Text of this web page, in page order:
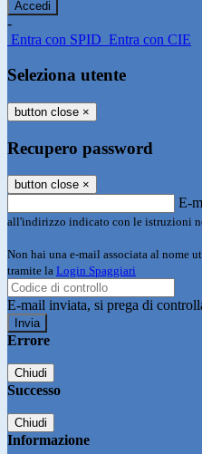
-
Entra con SPID Entra con CIE
Seleziona utente
button close ×
Recupero password
button close ×
E-
all'indirizzo indicato con le istruzioni
Non hai una e-mail associata al nome
tramite la Login Spaggiari
E-mail inviata, si prega di
Errore
Chiudi
Successo
Chiudi
Informazione